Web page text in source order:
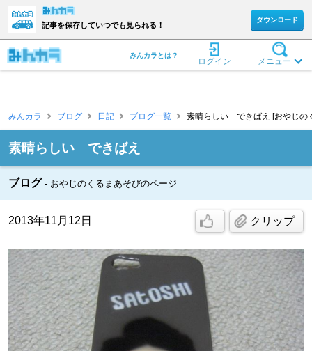
記事を保存していつでも見られる！
ダウンロード
メニュー
ログイン
みんカラとは？
みんカラ ブログ 日記 ブログ一覧 素晴らしい できばえ [おやじの
素晴らしい できばえ
ブログ おやじのくるまあそびのページ
2013年11月12日 クリップ